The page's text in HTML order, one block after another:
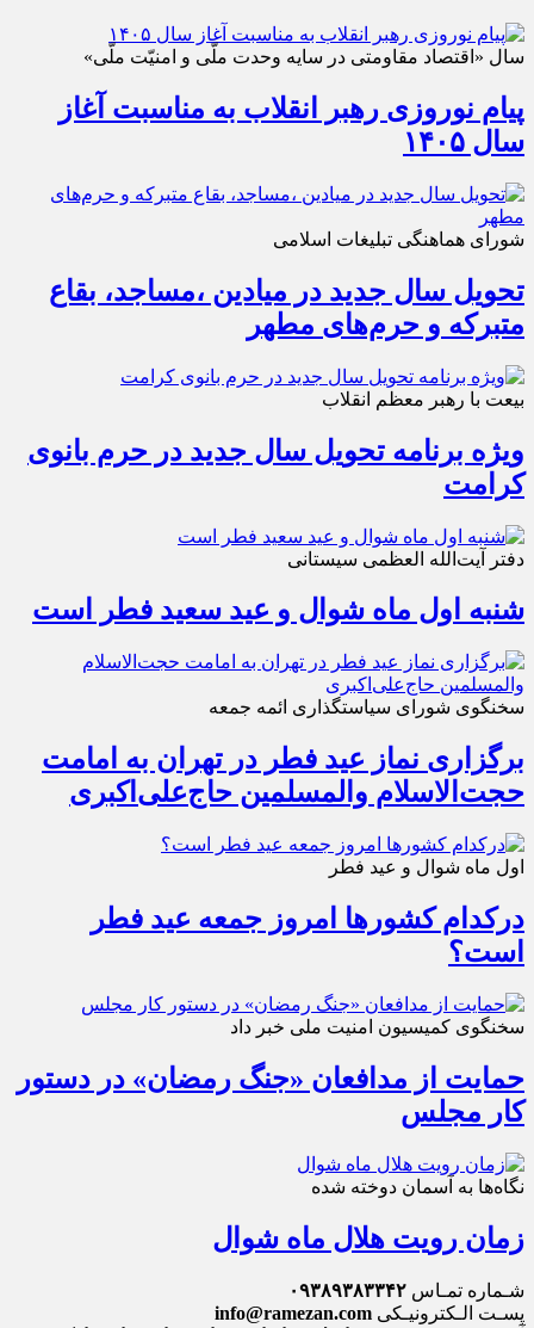
سال «اقتصاد مقاومتی در سایه وحدت ملّی و امنیّت ملّی»
پیام نوروزی رهبر انقلاب به مناسبت آغاز
سال ۱۴۰۵
شورای هماهنگی تبلیغات اسلامی
تحویل سال‌ جدید در میادین ،مساجد، بقاع
متبرکه‌ و حرم‌های‌ مطهر
بیعت با رهبر معظم انقلاب
ویژه برنامه تحویل سال جدید در حرم بانوی
کرامت
دفتر آیت‌الله العظمی سیستانی
شنبه اول ماه شوال و عید سعید فطر است
سخنگوی شورای سیاستگذاری ائمه جمعه
برگزاری نماز عید فطر در تهران به امامت
حجت‌الاسلام والمسلمین حاج‌علی‌اکبری
اول ماه شوال و عید فطر
درکدام کشورها امروز جمعه عید فطر
است؟
سخنگوی کمیسیون امنیت ملی خبر داد
حمایت از مدافعان «جنگ رمضان» در دستور
کار مجلس
نگاه‌ها به آسمان دوخته شده
زمان رویت هلال ماه شوال
شـماره تمـاس ۰۹۳۸۹۳۸۳۳۴۲
پسـت الـکترونیـکی info@ramezan.com